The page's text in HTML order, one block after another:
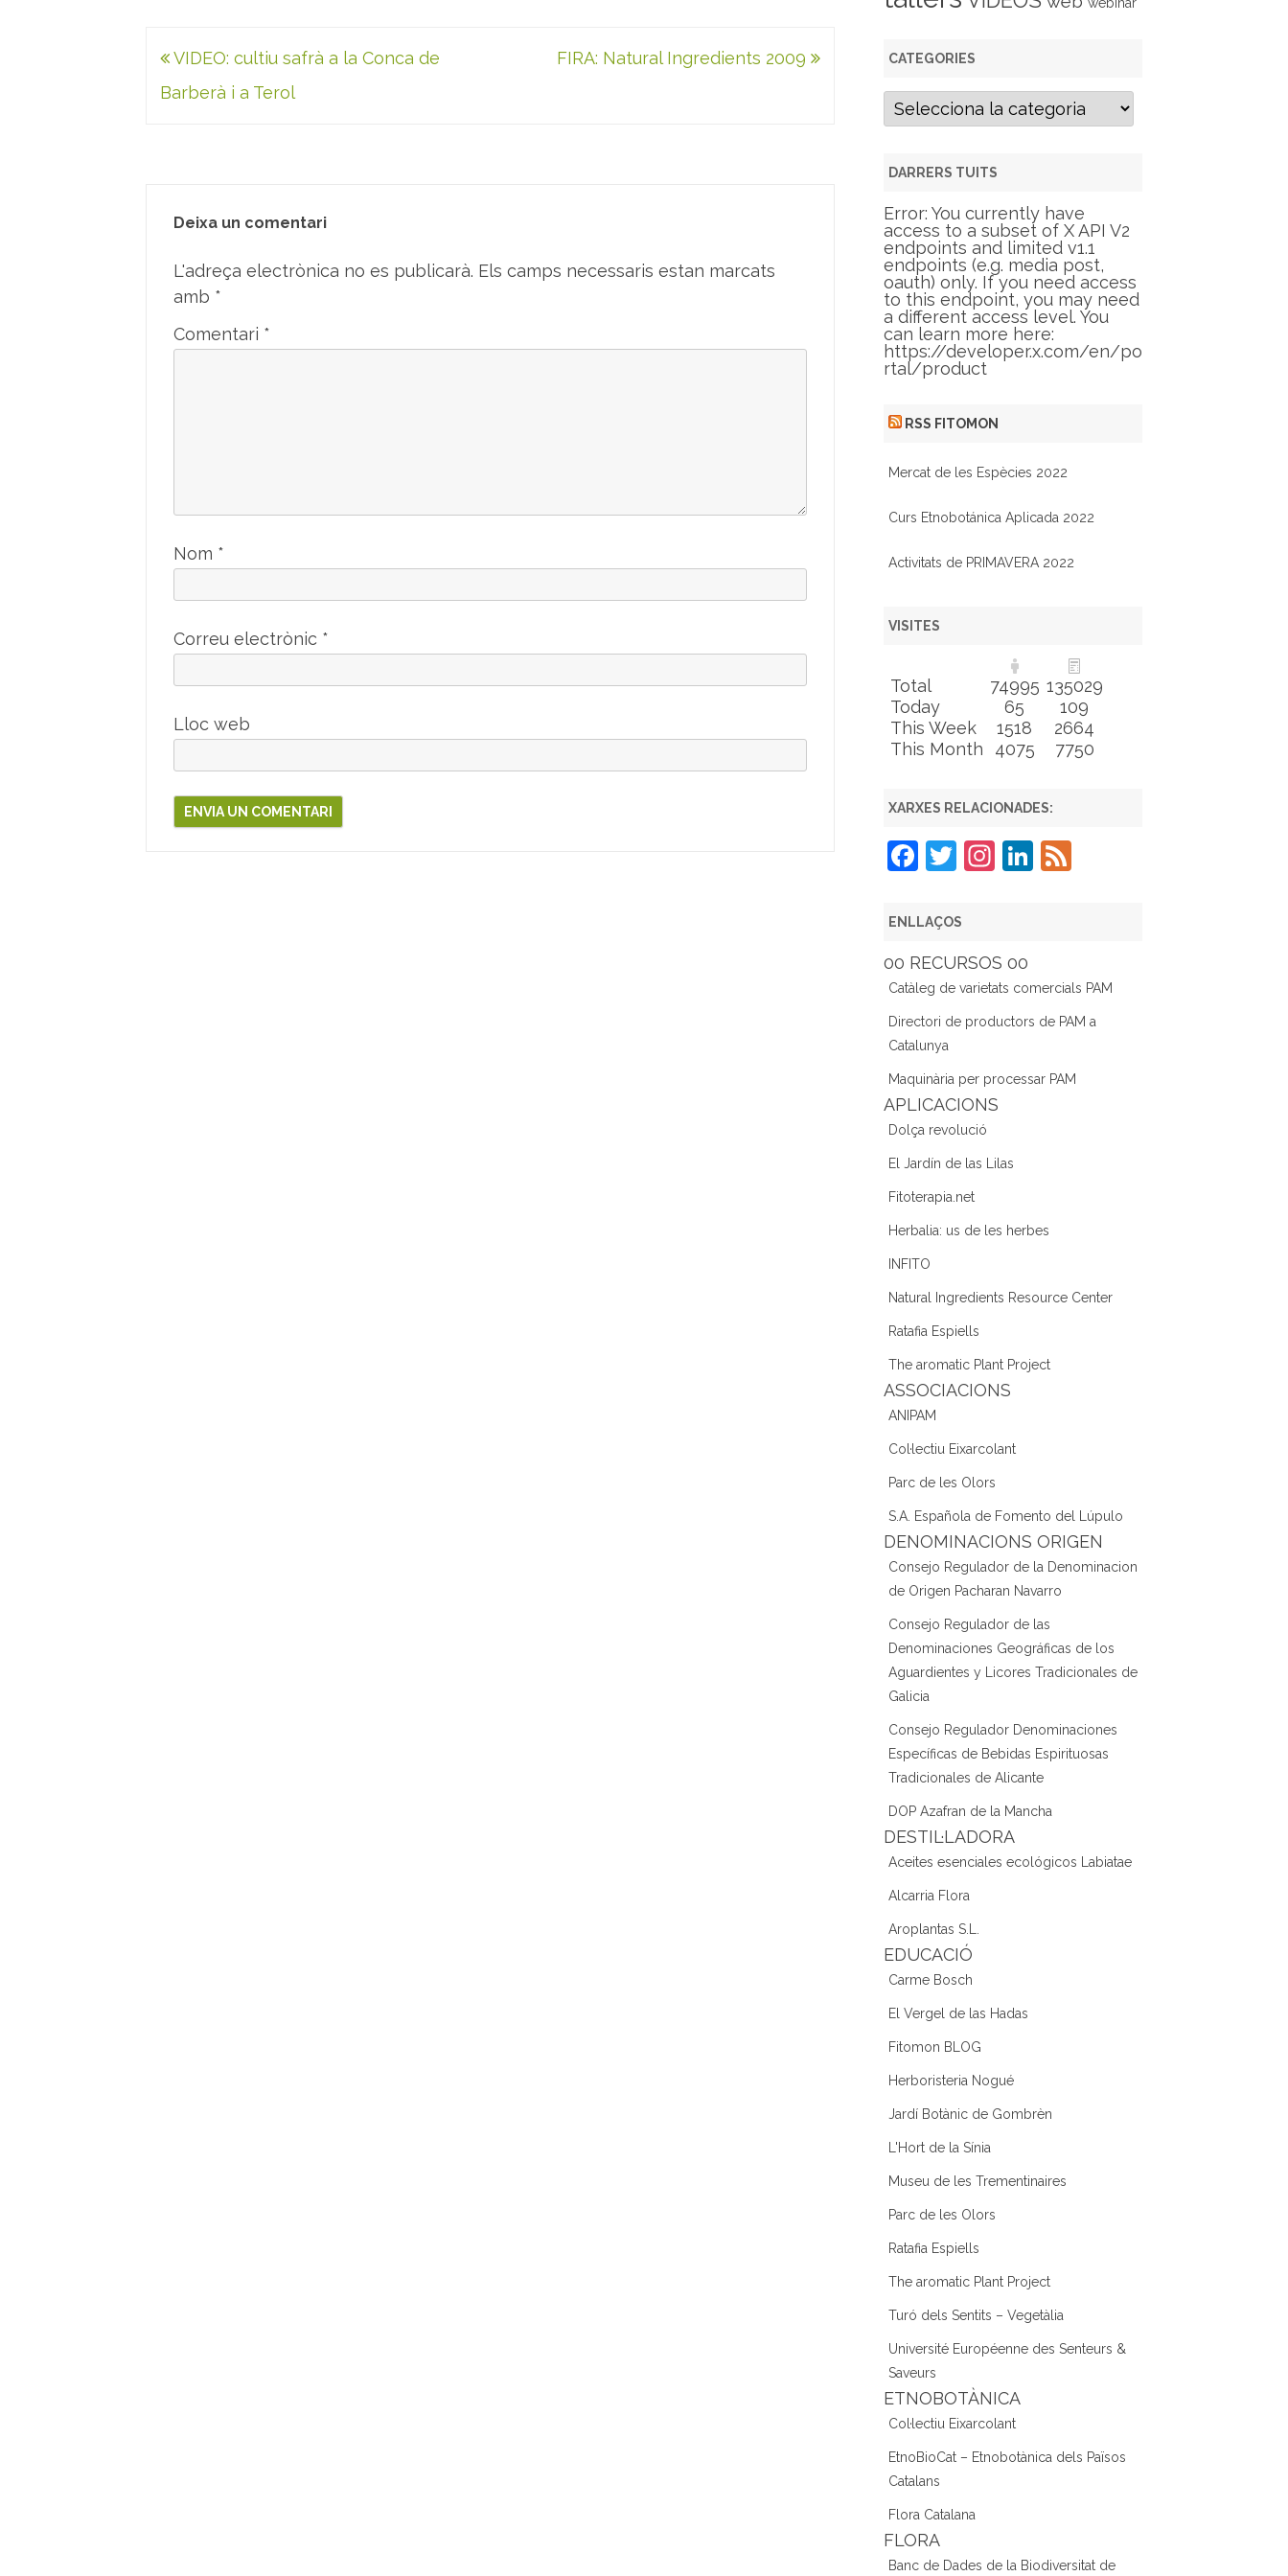
Navegació
d'entrades
VIDEO: cultiu safrà a la Conca de
Barberà i a Terol
FIRA: Natural Ingredients 2009
Deixa un comentari
L'adreça electrònica no es publicarà. Els camps necessaris estan marcats
amb *
Comentari *
Nom *
Correu electrònic *
Lloc web
CATEGORIES
C
g
r
i
e
s
DARRERS TUITS
Error: You currently have
access to a subset of X API V2
endpoints and limited v1.1
endpoints (e.g. media post,
oauth) only. If you need access
to this endpoint, you may need
a different access level. You
can learn more here:
https://developer.x.com/en/po
rtal/product
RSS FITOMON
Mercat de les Espècies 2022
Curs Etnobotánica Aplicada 2022
Activitats de PRIMAVERA 2022
VISITES
Total 74995 135029
Today
65
109
This Week
1518
2664
This Month
4075 7750
XARXES RELACIONADES:
F
c
e
b
o
o
k
T
itt
er
In
gr
a
m
Li
dI
n
F
ENLLAÇOS
00 RECURSOS 00
Catàleg de varietats comercials PAM
Directori de productors de PAM a
Catalunya
Maquinària per processar PAM
APLICACIONS
Dolça revolució
El Jardín de las Lilas
Fitoterapia.net
Herbalia: us de les herbes
INFITO
Natural Ingredients Resource Center
Ratafia Espiells
The aromatic Plant Project
ASSOCIACIONS
ANIPAM
Col·lectiu Eixarcolant
Parc de les Olors
S.A. Española de Fomento del Lúpulo
DENOMINACIONS ORIGEN
Consejo Regulador de la Denominacion
de Origen Pacharan Navarro
Consejo Regulador de las
Denominaciones Geográficas de los
Aguardientes y Licores Tradicionales de
Galicia
Consejo Regulador Denominaciones
Específicas de Bebidas Espirituosas
Tradicionales de Alicante
DOP Azafran de la Mancha
DESTIL·LADORA
Aceites esenciales ecológicos Labiatae
Alcarria Flora
Aroplantas S.L.
EDUCACIÓ
Carme Bosch
El Vergel de las Hadas
Fitomon BLOG
Herboristeria Nogué
Jardí Botànic de Gombrèn
L'Hort de la Sínia
Museu de les Trementinaires
Parc de les Olors
Ratafia Espiells
The aromatic Plant Project
Turó dels Sentits – Vegetàlia
Université Européenne des Senteurs &
Saveurs
ETNOBOTÀNICA
Col·lectiu Eixarcolant
EtnoBioCat – Etnobotànica dels Països
Catalans
Flora Catalana
FLORA
Banc de Dades de la Biodiversitat de